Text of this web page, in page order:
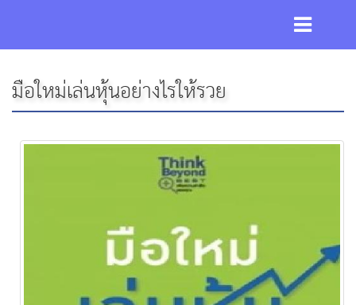
มือใหม่เล่นหุ้นอย่างไรให้รวย